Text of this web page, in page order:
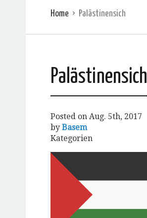
Home Palästinensich
Palästinensich
Posted on Aug. 5th, 2017
by Basem
Kategorien